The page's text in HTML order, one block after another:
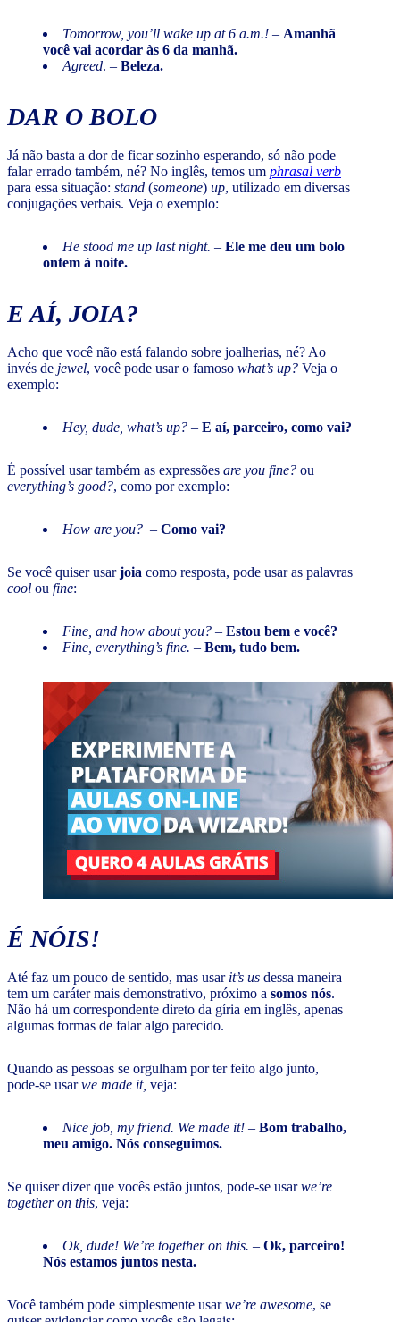
Tomorrow, you’ll wake up at 6 a.m.! – Amanhã
você vai acordar às 6 da manhã.
Agreed. – Beleza.
DAR O BOLO
Já não basta a dor de ficar sozinho esperando, só não pode
falar errado também, né? No inglês, temos um phrasal verb
para essa situação: stand (someone) up, utilizado em diversas
conjugações verbais. Veja o exemplo:
He stood me up last night. – Ele me deu um bolo
ontem à noite.
E AÍ, JOIA?
Acho que você não está falando sobre joalherias, né? Ao
invés de jewel, você pode usar o famoso what’s up? Veja o
exemplo:
Hey, dude, what’s up? – E aí, parceiro, como vai?
É possível usar também as expressões are you fine? ou
everything’s good?, como por exemplo:
How are you? – Como vai?
Se você quiser usarjoia como resposta, pode usar as palavras
cool ou fine:
Fine, and how about you? – Estou bem e você?
Fine, everything’s fine. – Bem, tudo bem.
É NÓIS!
Até faz um pouco de sentido, mas usar it’s us dessa maneira
tem um caráter mais demonstrativo, próximo a somos nós.
Não há um correspondente direto da gíria em inglês, apenas
algumas formas de falar algo parecido.
Quando as pessoas se orgulham por ter feito algo junto,
pode-se usarwe made it, veja:
Nice job, my friend. We made it! – Bom trabalho,
meu amigo. Nós conseguimos.
Se quiser dizer que vocês estão juntos, pode-se usarwe’re
together on this, veja:
Ok, dude! We’re together on this. – Ok, parceiro!
Nós estamos juntos nesta.
Você também pode simplesmente usarwe’re awesome, se